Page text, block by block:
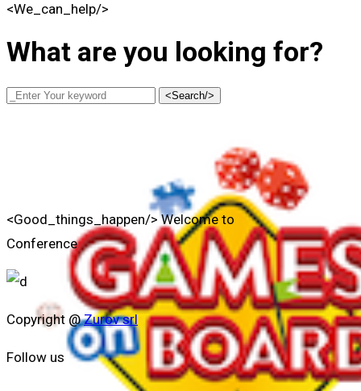
<We_can_help/>
What are you looking for?
<Search/>
<Good_things_happen/> Welcome to
Conference
Copyright @Zurov srl
Follow us